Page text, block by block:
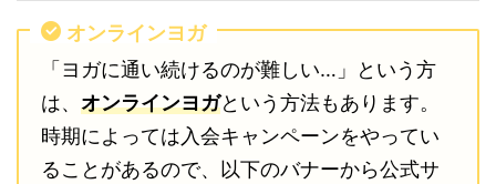
オンラインヨガ
「ヨガに通い続けるのが難しい…」という方
は、 オンラインヨガという方法もあります。
時期によっては入会キャンペーンをやってい
ることがあるので、以下のバナーから公式サ